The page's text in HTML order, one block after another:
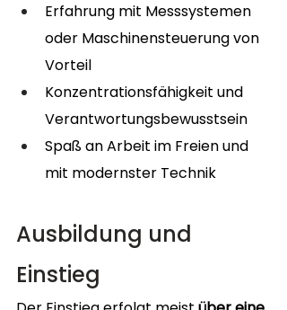
Erfahrung mit Messsystemen
oder Maschinensteuerung von
Vorteil
Konzentrationsfähigkeit und
Verantwortungsbewusstsein
Spaß an Arbeit im Freien und
mit modernster Technik
Ausbildung und
Einstieg